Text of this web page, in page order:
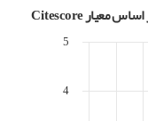
4
5